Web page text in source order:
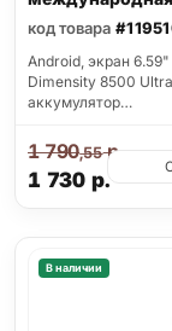
код товара
Android, экран
Dimensity 8500
аккумулятор…
1 730 р.
1 790,55р.
В наличии